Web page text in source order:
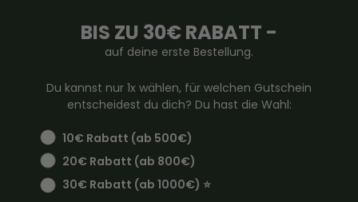
BIS ZU 30€ RABATT -
auf deine erste Bestellung.
Du kannst nur 1x wählen, für welchen Gutschein
entscheidest du dich? Du hast die Wahl:
10€ Rabatt (ab 500€)
20€ Rabatt (ab 800€)
30€ Rabatt (ab 1000€) ⭐️